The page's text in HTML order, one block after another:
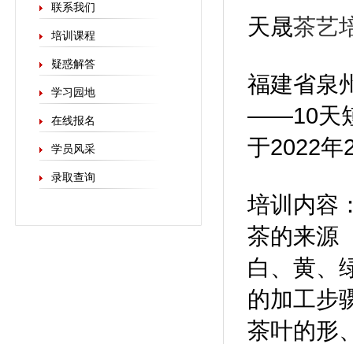
联系我们
培训课程
疑惑解答
学习园地
在线报名
学员风采
录取查询
天晟茶艺
福建省泉
——10天
于2022年
培训内容
茶的来源
白、黄、
的加工步
茶叶的形